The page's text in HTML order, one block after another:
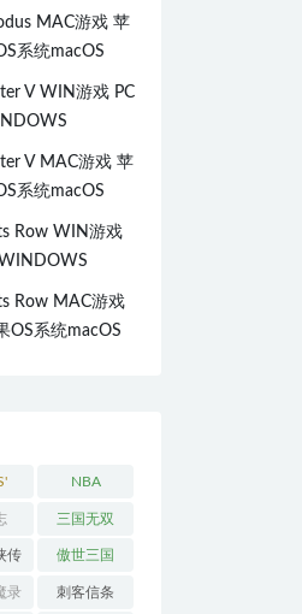
MAC游戏 苹
系统macOS
V WIN游戏 PC
V MAC游戏 苹
系统macOS
Row WIN游戏
Row MAC游戏
OS系统macOS
NBA
三国无双
传 傲世三国
录 刺客信条